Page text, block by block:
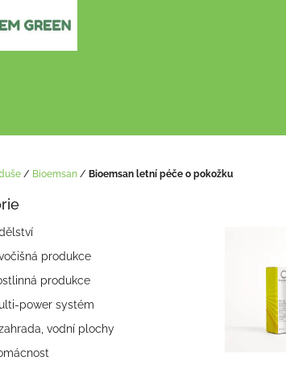
/ Bioemsan / Bioemsan letní péče o pokožku
produkce
produkce
power systém
vodní plochy